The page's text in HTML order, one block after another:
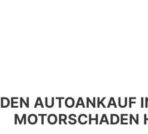
MOTORSCHADEN